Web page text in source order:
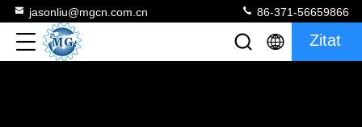
jasonliu@mgcn.com.cn 86-371-56659866
Zitat